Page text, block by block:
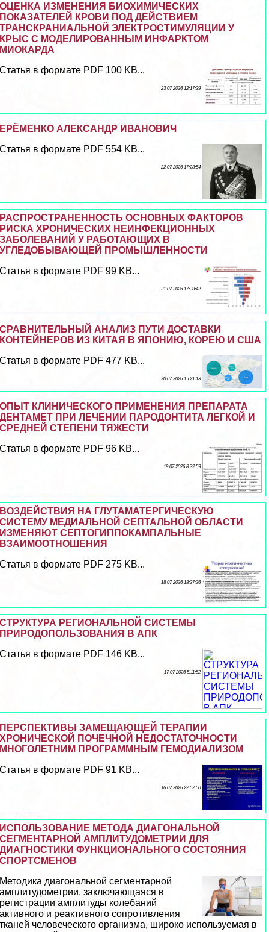
ОЦЕНКА ИЗМЕНЕНИЯ БИОХИМИЧЕСКИХ
ПОКАЗАТЕЛЕЙ КРОВИ ПОД ДЕЙСТВИЕМ
ТРАНСКРАНИАЛЬНОЙ ЭЛЕКТРОСТИМУЛЯЦИИ У
КРЫС С МОДЕЛИРОВАННЫМ ИНФАРКТОМ
МИОКАРДА
Статья в формате PDF 100 KB...
23 07 2026 12:17:39
ЕРЁМЕНКО АЛЕКСАНДР ИВАНОВИЧ
Статья в формате PDF 554 KB...
22 07 2026 17:28:54
РАСПРОСТРАНЕННОСТЬ ОСНОВНЫХ ФАКТОРОВ
РИСКА ХРОНИЧЕСКИХ НЕИНФЕКЦИОННЫХ
ЗАБОЛЕВАНИЙ У РАБОТАЮЩИХ В
УГЛЕДОБЫВАЮЩЕЙ ПРОМЫШЛЕННОСТИ
Статья в формате PDF 99 KB...
21 07 2026 17:33:42
СРАВНИТЕЛЬНЫЙ АНАЛИЗ ПУТИ ДОСТАВКИ
КОНТЕЙНЕРОВ ИЗ КИТАЯ В ЯПОНИЮ, КОРЕЮ И США
Статья в формате PDF 477 KB...
20 07 2026 15:21:13
ОПЫТ КЛИНИЧЕСКОГО ПРИМЕНЕНИЯ ПРЕПАРАТА
ДЕНТАМЕТ ПРИ ЛЕЧЕНИИ ПАРОДОНТИТА ЛЕГКОЙ И
СРЕДНЕЙ СТЕПЕНИ ТЯЖЕСТИ
Статья в формате PDF 96 KB...
19 07 2026 8:32:59
ВОЗДЕЙСТВИЯ НА ГЛУТАМАТЕРГИЧЕСКУЮ
СИСТЕМУ МЕДИАЛЬНОЙ СЕПТАЛЬНОЙ ОБЛАСТИ
ИЗМЕНЯЮТ СЕПТОГИППОКАМПАЛЬНЫЕ
ВЗАИМООТНОШЕНИЯ
Статья в формате PDF 275 KB...
18 07 2026 18:37:36
СТРУКТУРА РЕГИОНАЛЬНОЙ СИСТЕМЫ
ПРИРОДОПОЛЬЗОВАНИЯ В АПК
Статья в формате PDF 146 KB...
17 07 2026 5:11:52
ПЕРСПЕКТИВЫ ЗАМЕЩАЮЩЕЙ ТЕРАПИИ
ХРОНИЧЕСКОЙ ПОЧЕЧНОЙ НЕДОСТАТОЧНОСТИ
МНОГОЛЕТНИМ ПРОГРАММНЫМ ГЕМОДИАЛИЗОМ
Статья в формате PDF 91 KB...
16 07 2026 22:52:50
ИСПОЛЬЗОВАНИЕ МЕТОДА ДИАГОНАЛЬНОЙ
СЕГМЕНТАРНОЙ АМПЛИТУДОМЕТРИИ ДЛЯ
ДИАГНОСТИКИ ФУНКЦИОНАЛЬНОГО СОСТОЯНИЯ
СПОРТСМЕНОВ
Методика диагональной сегментарной
амплитудометрии, заключающаяся в
регистрации амплитуды колебаний
активного и реактивного сопротивления
тканей человеческого организма, широко используемая в